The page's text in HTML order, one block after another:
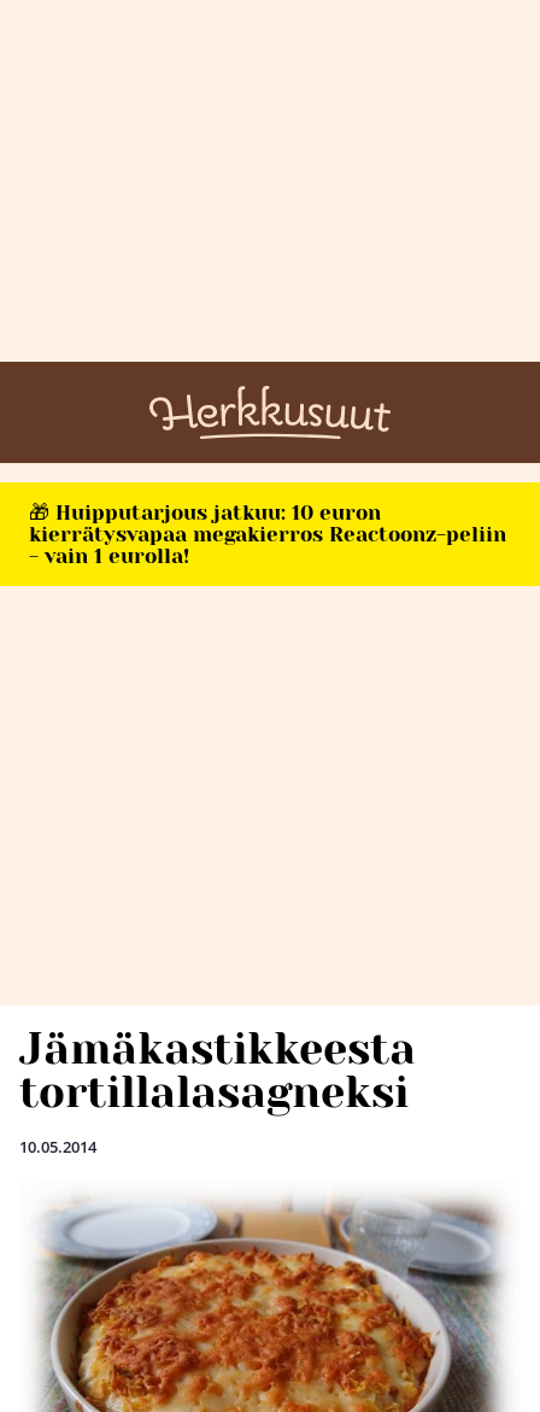
🎁 Huipputarjous jatkuu: 10 euron
kierrätysvapaa megakierros Reactoonz-peliin
- vain 1 eurolla!
Jämäkastikkeesta
tortillalasagneksi
10.05.2014